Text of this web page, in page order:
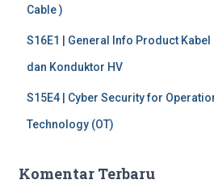
Cable )
S16E1 | General Info Product Kabel
dan Konduktor HV
S15E4 | Cyber Security for
Technology (OT)
Komentar Terbaru